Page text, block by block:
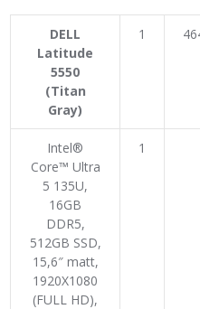
DELL
Latitude
5550
(Titan
Gray)
1
Intel®
Core™ Ultra
5 135U,
16GB
DDR5,
512GB SSD,
15,6″ matt,
1920X1080
(FULL HD),
1